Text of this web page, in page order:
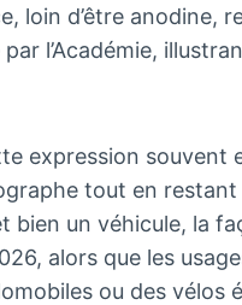
loin d’être anodine,
l’Académie,
expression souvent
tout en
bien un véhicule, la
alors que les
ou des vélos